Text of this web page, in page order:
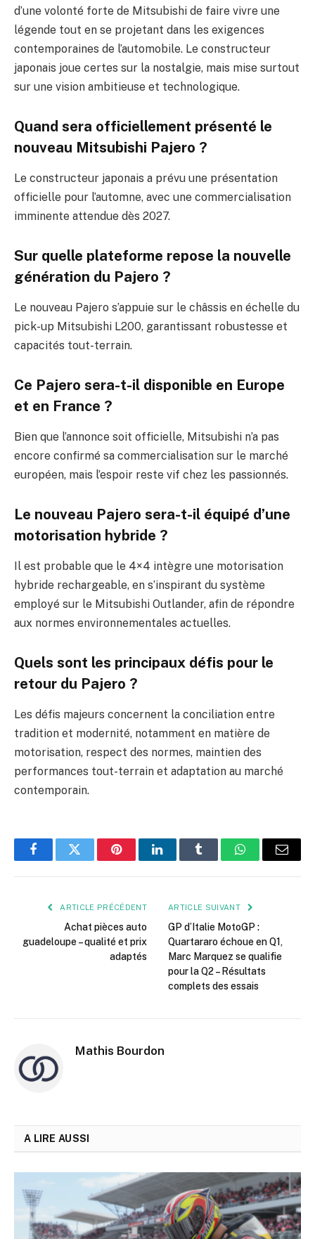
d’une volonté forte de Mitsubishi de faire vivre une
légende tout en se projetant dans les exigences
contemporaines de l’automobile. Le constructeur
japonais joue certes sur la nostalgie, mais mise surtout
sur une vision ambitieuse et technologique.
Quand sera officiellement présenté le
nouveau Mitsubishi Pajero ?
Le constructeur japonais a prévu une présentation
officielle pour l’automne, avec une commercialisation
imminente attendue dès 2027.
Sur quelle plateforme repose la nouvelle
génération du Pajero ?
Le nouveau Pajero s’appuie sur le châssis en échelle du
pick-up Mitsubishi L200, garantissant robustesse et
capacités tout-terrain.
Ce Pajero sera-t-il disponible en Europe
et en France ?
Bien que l’annonce soit officielle, Mitsubishi n’a pas
encore confirmé sa commercialisation sur le marché
européen, mais l’espoir reste vif chez les passionnés.
Le nouveau Pajero sera-t-il équipé d’une
motorisation hybride ?
Il est probable que le 4×4 intègre une motorisation
hybride rechargeable, en s’inspirant du système
employé sur le Mitsubishi Outlander, afin de répondre
aux normes environnementales actuelles.
Quels sont les principaux défis pour le
retour du Pajero ?
Les défis majeurs concernent la conciliation entre
tradition et modernité, notamment en matière de
motorisation, respect des normes, maintien des
performances tout-terrain et adaptation au marché
contemporain.
FacebookTwitter PinterestLinkedInTumblr WhatsApp
E-
ARTICLE PRÉCÉDENT
Achat pièces auto
guadeloupe – qualité et prix
adaptés
ARTICLE SUIVANT
GP d’Italie MotoGP :
Quartararo échoue en Q1,
Marc Marquez se qualifie
pour la Q2 – Résultats
complets des essais
Mathis Bourdon
A LIRE AUSSI